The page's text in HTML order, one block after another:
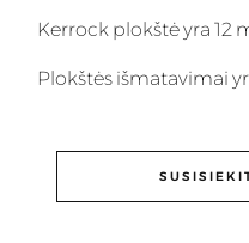
Kerrock plokštė yra 12
Plokštės išmatavimai